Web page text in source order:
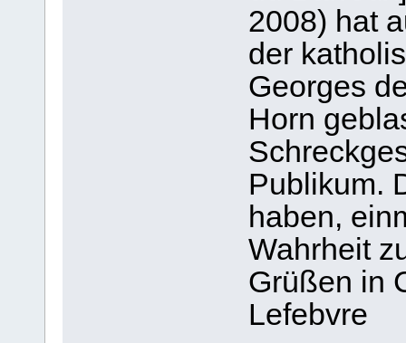
2008) hat
der
Georges
Horn
Publikum.
haben,
Wahrheit
Grüßen in
Lefebvre